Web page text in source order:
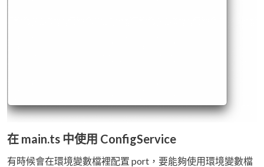
在 main.ts 中使用 ConfigService
有時候會在環境變數檔裡配置 port，要能夠使用環境變數檔